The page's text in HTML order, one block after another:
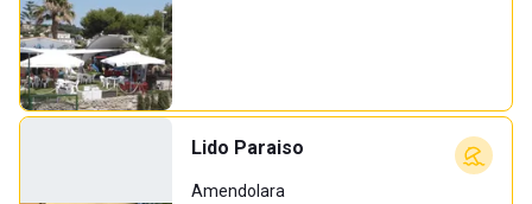
Lido Paraiso
Amendolara